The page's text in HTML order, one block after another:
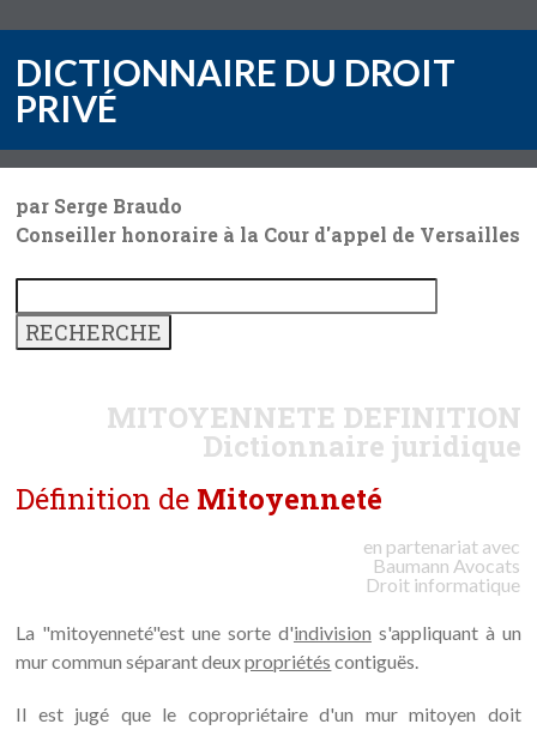
DICTIONNAIRE DU DROIT
PRIVÉ
par Serge Braudo
Conseiller honoraire à la Cour d'appel de Versailles
MITOYENNETE DEFINITION
Dictionnaire juridique
Définition de Mitoyenneté
en partenariat avec
Baumann Avocats
Droit informatique
La "mitoyenneté"est une sorte d'indivision s'appliquant à un
mur commun séparant deuxpropriétés contiguës.
Il est jugé que le copropriétaire d'un mur mitoyen doit